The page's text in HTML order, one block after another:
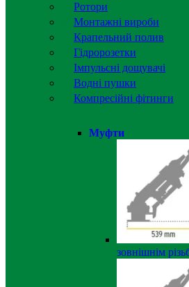
Ротори
Монтажні вироби
Крапельний полив
Гідророзетки
Імпульсні дощувачі
Водні пушки
Компресійні фітинги
Муфти
зовнішнім